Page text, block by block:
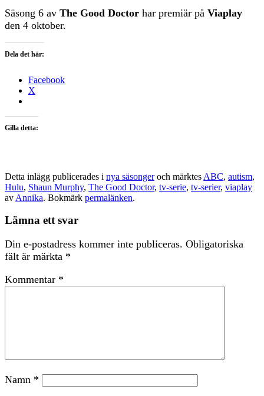
Säsong 6 av The Good Doctor har premiär på Viaplay
den 4 oktober.
Dela det här:
Facebook
X
Gilla detta:
Detta inlägg publicerades i nya säsongeroch märktes ABC, autism,
Hulu, Shaun Murphy, The Good Doctor, tv-serie, tv-serier, viaplay
av Annika. Bokmärk permalänken.
Lämna ett svar
Din e-postadress kommer inte publiceras. Obligatoriska
fält är märkta *
Kommentar *
Namn *